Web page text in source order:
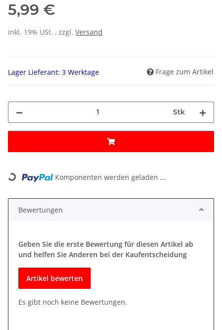
5,99 €
inkl. 19% USt. , zzgl. Versand
Lager Lieferant: 3 Werktage Frage zum Artikel
Stk
Loading... Komponenten werden geladen ...
Bewertungen
Geben Sie die erste Bewertung für diesen Artikel ab
und helfen Sie Anderen bei der Kaufentscheidung
Artikel bewerten
Es gibt noch keine Bewertungen.